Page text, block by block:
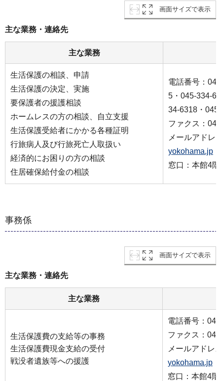
画面サイズで表示
主な業務・連絡先
主な業務
生活保護の相談、申請
生活保護の決定、実施
要保護者の援護相談
ホームレスの方の相談、自立支援
生活保護受給者にかかる各種証明
行旅病人及び行旅死亡人取扱い
経済的にお困りの方の相談
住居確保給付金の相談
電話番号：
5・045-334-
34-6318・
ファクス：
メールアドレ
yokohama.jp
窓口：本館4
事務係
画面サイズで表示
主な業務・連絡先
主な業務
生活保護費の支給等の事務
生活保護費現金支給の受付
戦没者遺族等への援護
電話番号：
ファクス：
メールアドレ
yokohama.jp
窓口：本館4